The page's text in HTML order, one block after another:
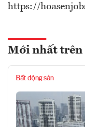
https://
Mới nhất trên
Bất động sản